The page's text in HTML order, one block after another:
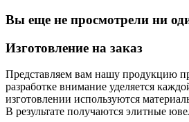
Вы еще не просмотрели ни
Изготовление на заказ
Представляем вам нашу продукцию
разработке внимание уделяется
изготовлении используются
В результате получаются элитные